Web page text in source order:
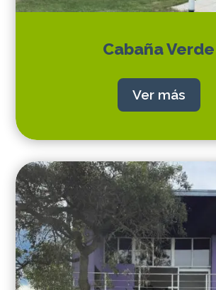
Cabaña Verde
Ver más